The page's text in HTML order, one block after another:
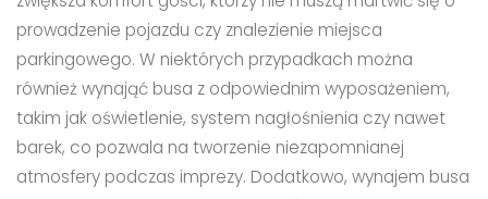
prowadzenie pojazdu czy znalezienie miejsca
parkingowego. W niektórych przypadkach można
również wynająć busa z odpowiednim wyposażeniem,
takim jak oświetlenie, system nagłośnienia czy nawet
barek, co pozwala na tworzenie niezapomnianej
atmosfery podczas imprezy. Dodatkowo, wynajem busa